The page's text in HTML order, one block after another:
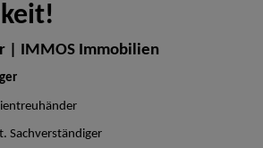
| IMMOS Immobilien
Sachverständiger